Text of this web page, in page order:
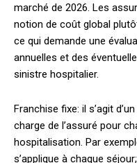
marché de 2026. Les
notion de coût global
ce qui demande une
annuelles et des
sinistre hospitalier.
Franchise fixe: il s’agit
charge de l’assuré pour
hospitalisation. Par
s’applique à chaque